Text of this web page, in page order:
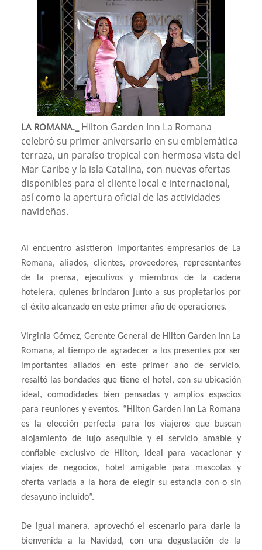
LA ROMANA._ Hilton Garden Inn La Romana
celebró su primer aniversario en su emblemática
terraza, un paraíso tropical con hermosa vista del
Mar Caribe y la isla Catalina, con nuevas ofertas
disponibles para el cliente local e internacional,
así como la apertura oficial de las actividades
navideñas.
Al encuentro asistieron importantes empresarios de La
Romana, aliados, clientes, proveedores, representantes
de la prensa, ejecutivos y miembros de la cadena
hotelera, quienes brindaron junto a sus propietarios por
el éxito alcanzado en este primer año de operaciones.
Virginia Gómez, Gerente General de Hilton Garden Inn La
Romana, al tiempo de agradecer a los presentes por ser
importantes aliados en este primer año de servicio,
resaltó las bondades que tiene el hotel, con su ubicación
ideal, comodidades bien pensadas y amplios espacios
para reuniones y eventos. “Hilton Garden Inn La Romana
es la elección perfecta para los viajeros que buscan
alojamiento de lujo asequible y el servicio amable y
confiable exclusivo de Hilton, ideal para vacacionar y
viajes de negocios, hotel amigable para mascotas y
oferta variada a la hora de elegir su estancia con o sin
desayuno incluido”.
De igual manera, aprovechó el escenario para darle la
bienvenida a la Navidad, con una degustación de la